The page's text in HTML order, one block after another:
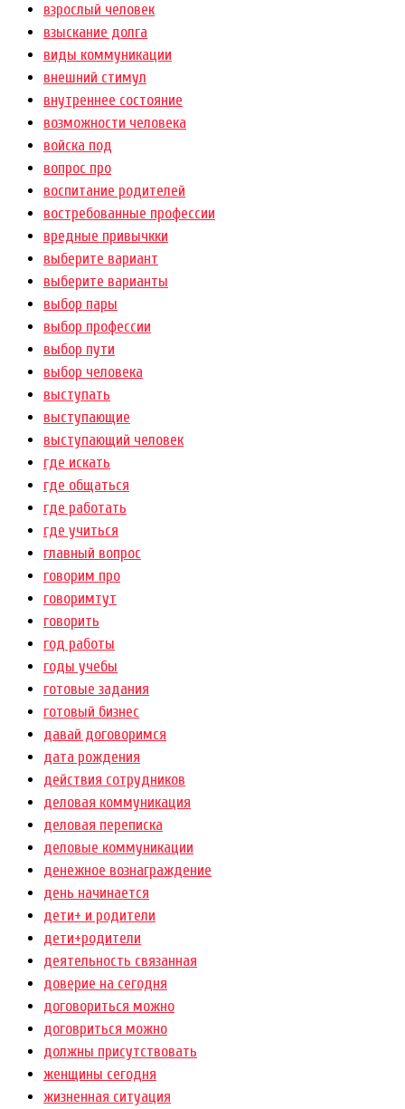
взрослый человек
взыскание долга
виды коммуникации
внешний стимул
внутреннее состояние
возможности человека
войска под
вопрос про
воспитание родителей
востребованные профессии
вредные привычкки
выберите вариант
выберите варианты
выбор пары
выбор профессии
выбор пути
выбор человека
выступать
выступающие
выступающий человек
где искать
где общаться
где работать
где учиться
главный вопрос
говорим про
говоримтут
говорить
год работы
годы учебы
готовые задания
готовый бизнес
давай договоримся
дата рождения
действия сотрудников
деловая коммуникация
деловая переписка
деловые коммуникации
денежное вознаграждение
день начинается
дети+ и родители
дети+родители
деятельность связанная
доверие на сегодня
договориться можно
договриться можно
должны присутствовать
женщины сегодня
жизненная ситуация